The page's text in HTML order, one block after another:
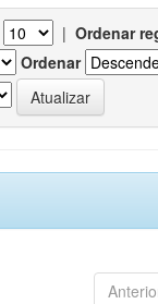
| Ordenar
Ordenar